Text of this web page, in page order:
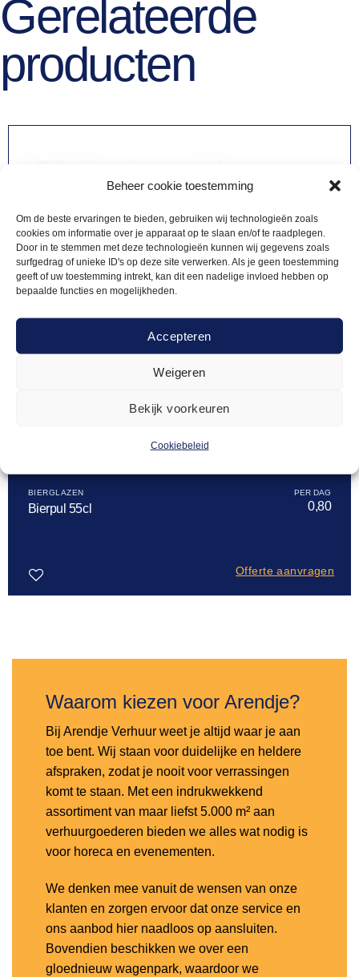
Beheer cookie toestemming
Om de beste ervaringen te bieden, gebruiken wij technologieën zoals
cookies om informatie over je apparaat op te slaan en/of te raadplegen.
Door in te stemmen met deze technologieën kunnen wij gegevens zoals
surfgedrag of unieke ID's op deze site verwerken. Als je geen toestemming
geeft of uw toestemming intrekt, kan dit een nadelige invloed hebben op
bepaalde functies en mogelijkheden.
Accepteren
Weigeren
Bekijk voorkeuren
Cookiebeleid
Gerelateerde
producten
BIERGLAZEN
Bierpul 55cl 0,80
Offerte aanvragen
Waarom kiezen voor Arendje?
Bij Arendje Verhuur weet je altijd waar je aan
toe bent. Wij staan voor duidelijke en heldere
afspraken, zodat je nooit voor verrassingen
komt te staan. Met een indrukwekkend
assortiment van maar liefst 5.000 m² aan
verhuurgoederen bieden we alles wat nodig is
voor horeca en evenementen.
We denken mee vanuit de wensen van onze
klanten en zorgen ervoor dat onze service en
ons aanbod hier naadloos op aansluiten.
Bovendien beschikken we over een
gloednieuw wagenpark, waardoor we